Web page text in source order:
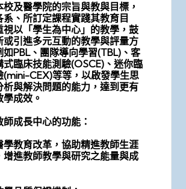
校及醫學院的宗旨與教與目標，
系、所訂定課程實踐其教育目
視以「學生為中心」的教學，鼓
或引進多元互動的教學與評量方
如PBL、團隊導向學習(TBL)、客
式臨床技能測驗(OSCE)、迷你臨
(mini-CEX)等等，以啟發學生思
析與解決問題的能力，達到更有
成效。
師成長中心的功能：
學教育改革，協助精進教師生涯
增進教師教學與研究之能量與成